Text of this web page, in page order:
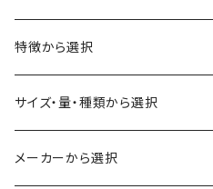
ABS
ASA（アクリル・スチレン・アクリロ
CA（セルロース アセテート）
特徴から選択
食品対応
導電性
サイズ・量・種類から選択
お試し用少量サンプル
メーカーから選択